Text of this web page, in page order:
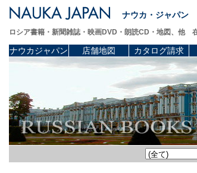
ナウカ・ジャパン
ロシア書籍・新聞雑誌・映画DVD・朗読CD・地図、他
ナウカジャパン 店舗地図 カタログ請求